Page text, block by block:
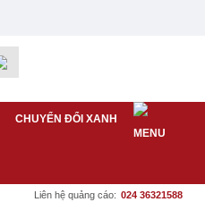
CHUYỂN ĐỔI XANH
Liên hệ quảng cáo: 024 36321588